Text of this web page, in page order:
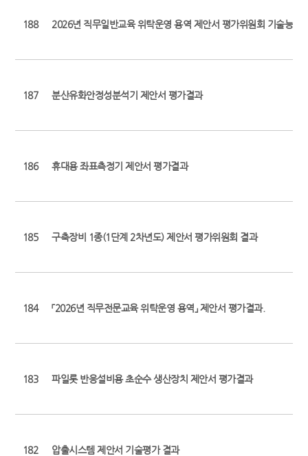
188 2026년 직무일반교육 위탁운영 용역 제안서 평가위원회 기술능력
187 분산유화안정성분석기 제안서 평가결과
186 휴대용 좌표측정기 제안서 평가결과
185 구축장비 1종(1단계 2차년도) 제안서 평가위원회 결과
184 「2026년 직무전문교육 위탁운영 용역」 제안서 평가결과.
183 파일롯 반응설비용 초순수 생산장치 제안서 평가결과
182 압출시스템 제안서 기술평가 결과